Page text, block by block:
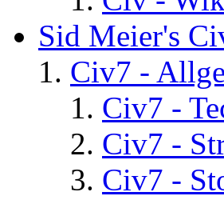
Sid Meier's
Civ7 -
Civ7 -
Civ7 -
Civ7 -